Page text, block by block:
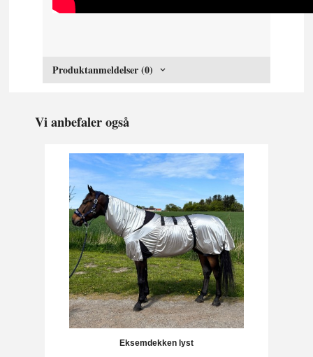
Produktanmeldelser (0)
Vi anbefaler også
Eksemdekken lyst